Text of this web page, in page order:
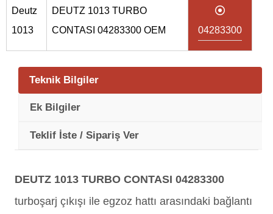
Deutz
1013
DEUTZ 1013 TURBO
CONTASI 04283300 OEM
04283300
Teknik Bilgiler
Ek Bilgiler
Teklif İste / Sipariş Ver
DEUTZ 1013 TURBO CONTASI 04283300
turboşarj çıkışı ile egzoz hattı arasındaki bağlantı